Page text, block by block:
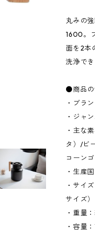
丸みの
1600。
面を2本
洗浄でき
●商品の
・ブラ
・ジャ
・主な
タ）/ビ
コーン
・生産
・サイ
サイズ）
・重量
・容量